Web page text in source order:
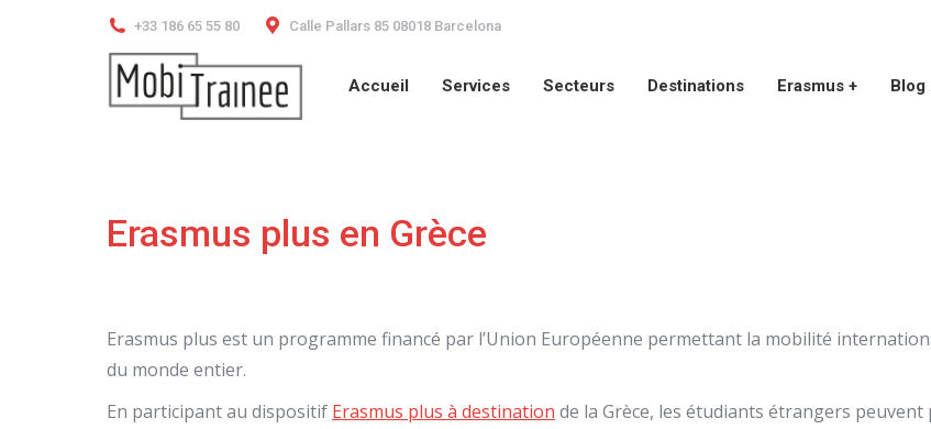
+33 186 65 55 80 Calle Pallars 85 08018 Barcelona
Accueil Services Secteurs Destinations Erasmus + Blog
Erasmus plus en Grèce
Erasmus plus est un programme financé par l’Union Européenne permettant la mobilité
du monde entier.
En participant au dispositif Erasmus plus à destination de la Grèce, les étudiants étrangers
Accueil Services